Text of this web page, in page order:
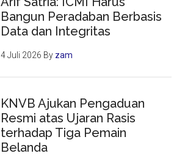
Bangun Peradaban Berbasis
Data dan Integritas
4 Juli 2026 By zam
KNVB Ajukan Pengaduan
Resmi atas Ujaran Rasis
terhadap Tiga Pemain
Belanda